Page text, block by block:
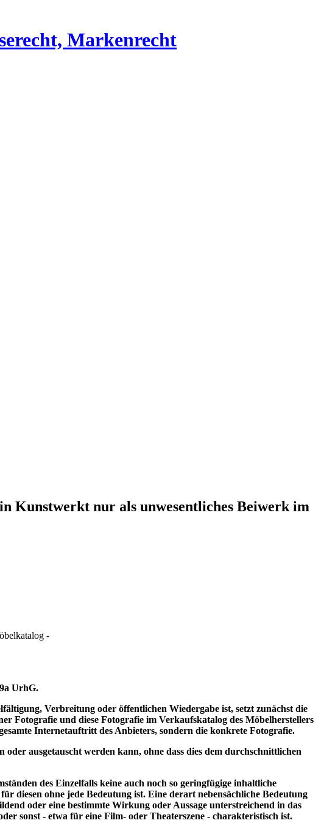
Markenrecht
Kunstwerkt nur als unwesentliches Beiwerk im
-
UrhG.
Verbreitung oder öffentlichen Wiedergabe ist, setzt zunächst die
Fotografie und diese Fotografie im Verkaufskatalog des Möbelherstellers
Internetauftritt des Anbieters, sondern die konkrete Fotografie.
ausgetauscht werden kann, ohne dass dies dem durchschnittlichen
des Einzelfalls keine auch noch so geringfügige inhaltliche
diesen ohne jede Bedeutung ist. Eine derart nebensächliche Bedeutung
oder eine bestimmte Wirkung oder Aussage unterstreichend in das
sonst - etwa für eine Film- oder Theaterszene - charakteristisch ist.